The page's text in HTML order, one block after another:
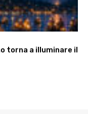
torna a illuminare il